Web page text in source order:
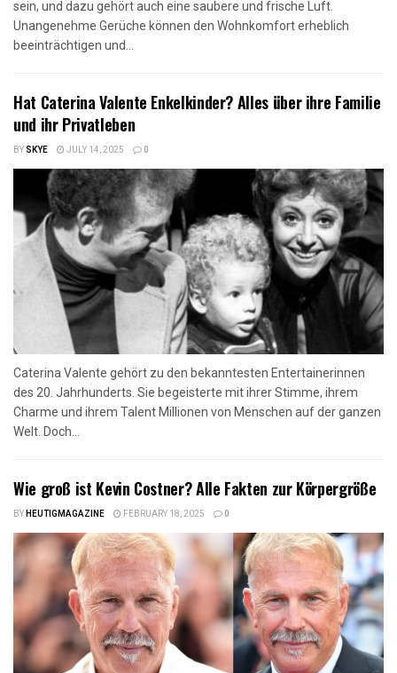
sein, und dazu gehört auch eine saubere und frische Luft.
Unangenehme Gerüche können den Wohnkomfort erheblich
beeinträchtigen und...
Hat Caterina Valente Enkelkinder? Alles über ihre Familie
und ihr Privatleben
BYSKYE JULY 14, 2025 0
Caterina Valente gehört zu den bekanntesten Entertainerinnen
des 20. Jahrhunderts. Sie begeisterte mit ihrer Stimme, ihrem
Charme und ihrem Talent Millionen von Menschen auf der ganzen
Welt. Doch...
Wie groß ist Kevin Costner? Alle Fakten zur Körpergröße
BYHEUTIGMAGAZINE FEBRUARY 18, 2025 0